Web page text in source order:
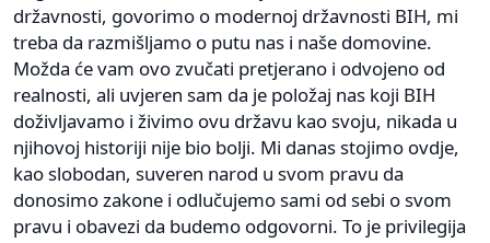
državnosti, govorimo o modernoj državnosti BIH, mi
treba da razmišljamo o putu nas i naše domovine.
Možda će vam ovo zvučati pretjerano i odvojeno od
realnosti, ali uvjeren sam da je položaj nas koji BIH
doživljavamo i živimo ovu državu kao svoju, nikada u
njihovoj historiji nije bio bolji. Mi danas stojimo ovdje,
kao slobodan, suveren narod u svom pravu da
donosimo zakone i odlučujemo sami od sebi o svom
pravu i obavezi da budemo odgovorni. To je privilegija